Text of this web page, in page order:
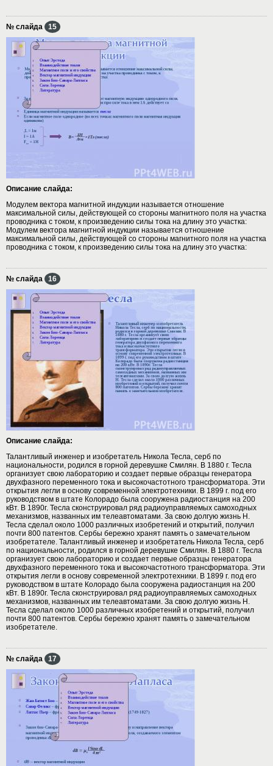
№ слайда 15
Описание слайда:
Модулем вектора магнитной индукции называется отношение
максимальной силы, действующей со стороны магнитного поля на участка
проводника с током, к произведению силы тока на длину это участка:
Модулем вектора магнитной индукции называется отношение
максимальной силы, действующей со стороны магнитного поля на участка
проводника с током, к произведению силы тока на длину это участка:
№ слайда 16
Описание слайда:
Талантливый инженер и изобретатель Никола Тесла, серб по
национальности, родился в горной деревушке Смилян. В 1880 г. Тесла
организует свою лабораторию и создает первые образцы генератора
двухфазного переменного тока и высокочастотного трансформатора. Эти
открытия легли в основу современной электротехники. В 1899 г. под его
руководством в штате Колорадо была сооружена радиостанция на 200
кВт. В 1890г. Тесла сконструировал ряд радиоуправляемых самоходных
механизмов, названных им телеавтоматами. За свою долгую жизнь Н.
Тесла сделал около 1000 различных изобретений и открытий, получил
почти 800 патентов. Сербы бережно хранят память о замечательном
изобретателе. Талантливый инженер и изобретатель Никола Тесла, серб
по национальности, родился в горной деревушке Смилян. В 1880 г. Тесла
организует свою лабораторию и создает первые образцы генератора
двухфазного переменного тока и высокочастотного трансформатора. Эти
открытия легли в основу современной электротехники. В 1899 г. под его
руководством в штате Колорадо была сооружена радиостанция на 200
кВт. В 1890г. Тесла сконструировал ряд радиоуправляемых самоходных
механизмов, названных им телеавтоматами. За свою долгую жизнь Н.
Тесла сделал около 1000 различных изобретений и открытий, получил
почти 800 патентов. Сербы бережно хранят память о замечательном
изобретателе.
№ слайда 17